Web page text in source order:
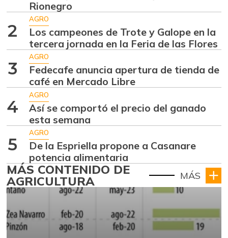
Rionegro
2
AGRO
Los campeones de Trote y Galope en la
tercera jornada en la Feria de las Flores
3
AGRO
Fedecafe anuncia apertura de tienda de
café en Mercado Libre
4
AGRO
Así se comportó el precio del ganado
esta semana
5
AGRO
De la Espriella propone a Casanare
potencia alimentaria
MÁS CONTENIDO DE
AGRICULTURA MÁS